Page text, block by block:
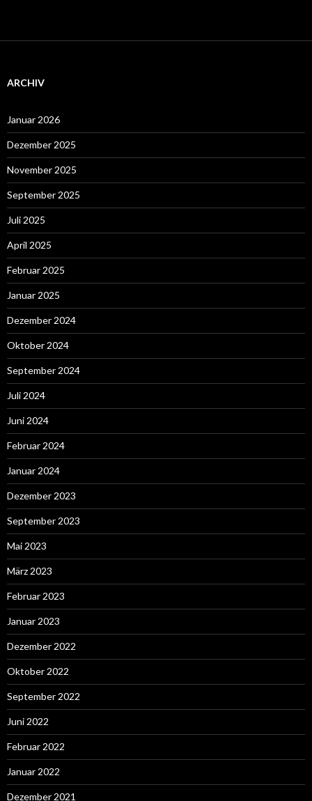
ARCHIV
Januar 2026
Dezember 2025
November 2025
September 2025
Juli 2025
April 2025
Februar 2025
Januar 2025
Dezember 2024
Oktober 2024
September 2024
Juli 2024
Juni 2024
Februar 2024
Januar 2024
Dezember 2023
September 2023
Mai 2023
März 2023
Februar 2023
Januar 2023
Dezember 2022
Oktober 2022
September 2022
Juni 2022
Februar 2022
Januar 2022
Dezember 2021